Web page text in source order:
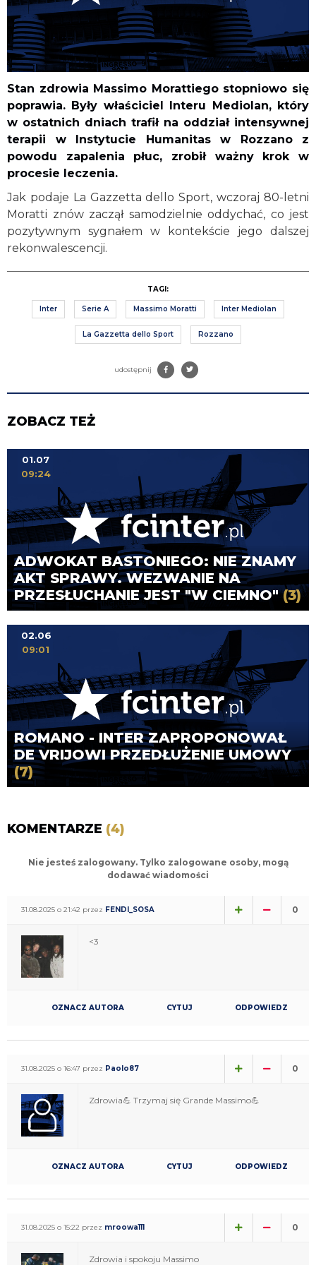
Stan zdrowia Massimo Morattiego stopniowo się
poprawia. Były właściciel Interu Mediolan, który
w ostatnich dniach trafił na oddział intensywnej
terapii w Instytucie Humanitas w Rozzano z
powodu zapalenia płuc, zrobił ważny krok w
procesie leczenia.
Jak podaje La Gazzetta dello Sport, wczoraj 80-letni
Moratti znów zaczął samodzielnie oddychać, co jest
pozytywnym sygnałem w kontekście jego dalszej
rekonwalescencji.
TAGI:
Inter Serie A Massimo Moratti Inter Mediolan
La Gazzetta dello Sport Rozzano
udostępnij
ZOBACZ TEŻ
ADWOKAT BASTONIEGO: NIE ZNAMY
AKT SPRAWY. WEZWANIE NA
PRZESŁUCHANIE JEST "W CIEMNO"(3)
01.07
09:24
ROMANO - INTER ZAPROPONOWAŁ
DE VRIJOWI PRZEDŁUŻENIE UMOWY
(7)
02.06
09:01
KOMENTARZE (4)
Nie jesteś zalogowany. Tylko zalogowane osoby, mogą
dodawać wiadomości
31.08.2025 o 21:42 przez FENDI_SOSA 0
<3
OZNACZ AUTORA CYTUJ ODPOWIEDZ
31.08.2025 o 16:47 przez Paolo87 0
Zdrowia💪 Trzymaj się Grande Massimo💪
OZNACZ AUTORA CYTUJ ODPOWIEDZ
31.08.2025 o 15:22 przez mroowa111 0
Zdrowia i spokoju Massimo